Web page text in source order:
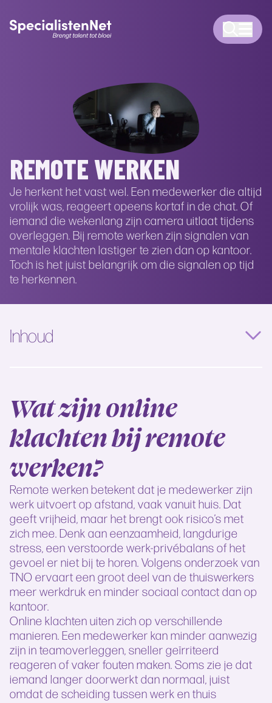
REMOTE WERKEN
Je herkent het vast wel. Een medewerker die altijd
vrolijk was, reageert opeens kortaf in de chat. Of
iemand die wekenlang zijn camera uitlaat tijdens
overleggen. Bij remote werken zijn signalen van
mentale klachten lastiger te zien dan op kantoor.
Toch is het juist belangrijk om die signalen op tijd
te herkennen.
Inhoud
Wat zijn online
klachten bij remote
werken?
Remote werken betekent dat je medewerker zijn
werk uitvoert op afstand, vaak vanuit huis. Dat
geeft vrijheid, maar het brengt ook risico’s met
zich mee. Denk aan eenzaamheid, langdurige
stress, een verstoorde werk-privébalans of het
gevoel er niet bij te horen. Volgens onderzoek van
TNO ervaart een groot deel van de thuiswerkers
meer werkdruk en minder sociaal contact dan op
kantoor.
Online klachten uiten zich op verschillende
manieren. Een medewerker kan minder aanwezig
zijn in teamoverleggen, sneller geïrriteerd
reageren of vaker fouten maken. Soms zie je dat
iemand langer doorwerkt dan normaal, juist
omdat de scheiding tussen werk en thuis